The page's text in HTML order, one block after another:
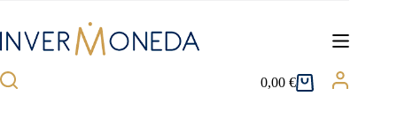
contenido
Carro
0,00€